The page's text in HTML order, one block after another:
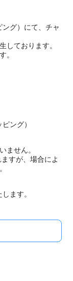
ング）にて、チャ
しております。
。
ング）
ません。
すが、場合によ
ます。